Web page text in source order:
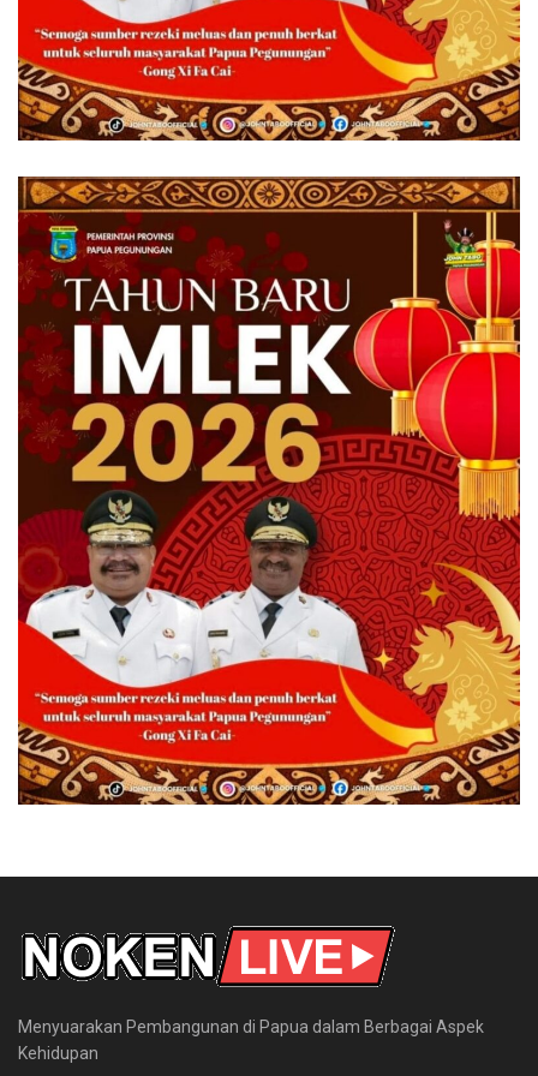
Menyuarakan Pembangunan di Papua dalam Berbagai Aspek
Kehidupan